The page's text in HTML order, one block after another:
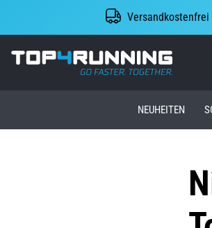
Versandkostenfrei
NEUHEITEN